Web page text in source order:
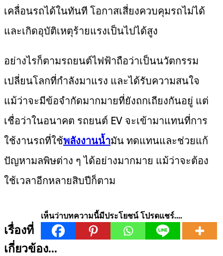
เคลื่อนรถได้ในทันที โอกาสเสี่ยงควบคุมรถไม่ได้
และเกิดอุบัติเหตุร้ายแรงเป็นไปได้สูง
อย่างไรก็ตามรถยนต์ไฟฟ้าถือว่าเป็นนวัตกรรม
เปลี่ยนโลกที่กำลังมาแรง และได้รับความสนใจ
แม้ว่าจะมีข้อจำกัดมากมายที่ยังถกเถียงกันอยู่ แต่
เชื่อว่าในอนาคต รถยนต์ EV จะเข้ามาแทนที่การ
ใช้งานรถที่ใช้พลังงานน้ำมัน ทดแทนและช่วยแก้
ปัญหามลพิษต่าง ๆ ได้อย่างมากมาย แม้ว่าจะต้อง
ใช้เวลาอีกหลายสิบปีก็ตาม
เห็นว่าบทความนี้มีประโยชน์ โปรดแชร์....
เรื่องที่
เกี่ยวข้อง...